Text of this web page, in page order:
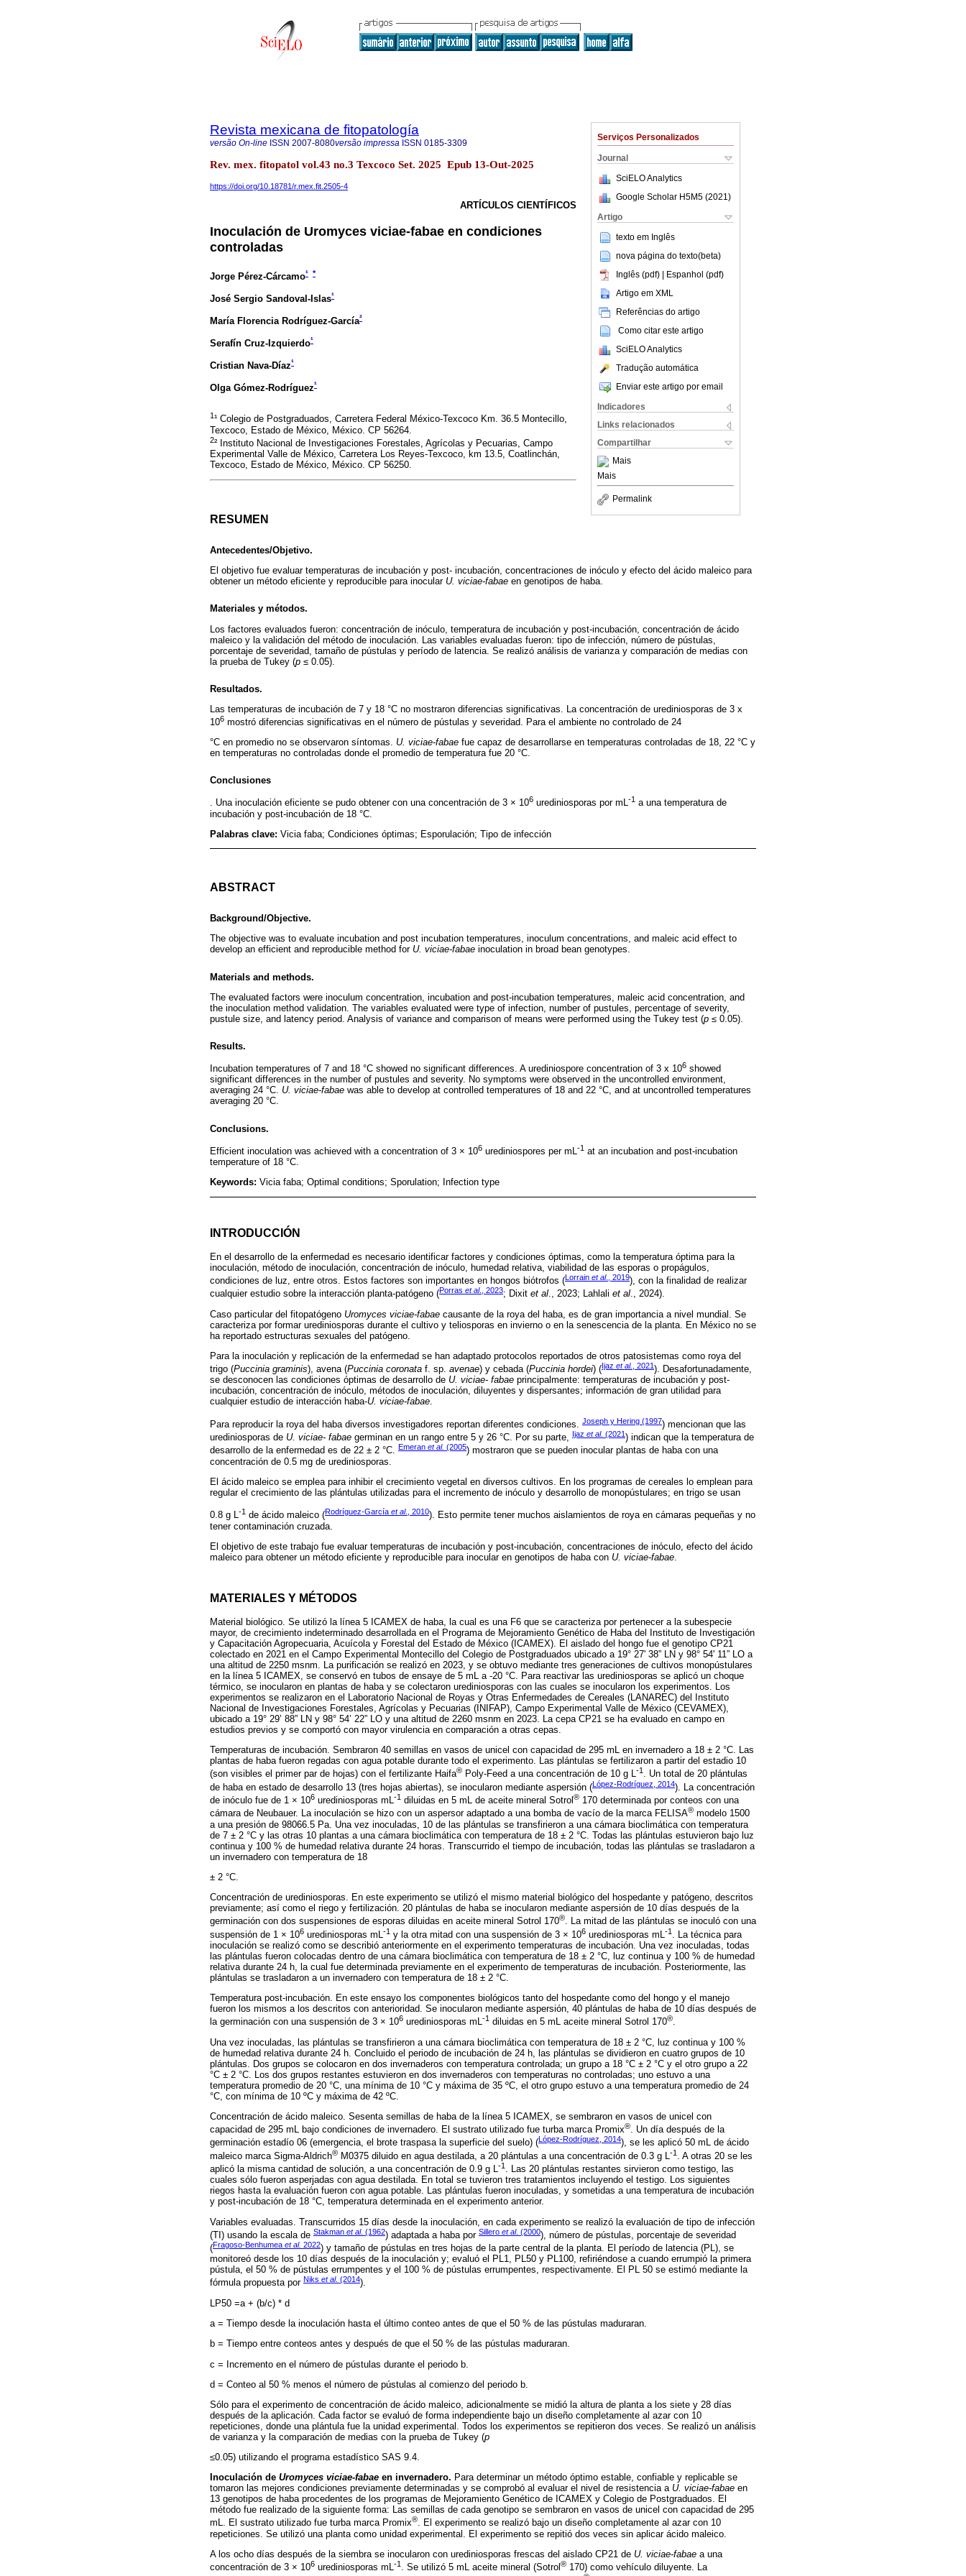
Serviços Personalizados
Journal
SciELO Analytics
Google Scholar H5M5 (2021 )
Artigo
texto em Inglês
nova página do texto(beta)
Inglês (pdf) | Espanhol (pdf)
Artigo em XML
Referências do artigo
Como citar este artigo
SciELO Analytics
Tradução automática
Enviar este artigo por email
Indicadores
Links relacionados
Compartilhar
Mais
Mais
Permalink
Revista mexicana de fitopatología
versão On-line ISSN 2007-8080versão impressa ISSN 0185-3309
Rev. mex. fitopatol vol.43 no.3 Texcoco Set. 2025 Epub 13-Out-2025
https://doi.org/10.18781/r.mex.fit.2505-4
ARTÍCULOS CIENTÍFICOS
Inoculación de Uromyces viciae-fabae en condiciones
controladas
Jorge Pérez-Cárcamo¹ *
José Sergio Sandoval-Islas¹
María Florencia Rodríguez-García²
Serafín Cruz-Izquierdo¹
Cristian Nava-Díaz¹
Olga Gómez-Rodríguez¹
1 ¹ Colegio de Postgraduados, Carretera Federal México-Texcoco Km. 36.5 Montecillo,
Texcoco, Estado de México, México. CP 56264.
2² Instituto Nacional de Investigaciones Forestales, Agrícolas y Pecuarias, Campo
Experimental Valle de México, Carretera Los Reyes-Texcoco, km 13.5, Coatlinchán,
Texcoco, Estado de México, México. CP 56250.
RESUMEN
Antecedentes/Objetivo.
El objetivo fue evaluar temperaturas de incubación y post- incubación, concentraciones de inóculo y efecto del ácido maleico para
obtener un método eficiente y reproducible para inocular U. viciae-fabae en genotipos de haba.
Materiales y métodos.
Los factores evaluados fueron: concentración de inóculo, temperatura de incubación y post-incubación, concentración de ácido
maleico y la validación del método de inoculación. Las variables evaluadas fueron: tipo de infección, número de pústulas,
porcentaje de severidad, tamaño de pústulas y período de latencia. Se realizó análisis de varianza y comparación de medias con
la prueba de Tukey (p ≤ 0.05).
Resultados.
Las temperaturas de incubación de 7 y 18 °C no mostraron diferencias significativas. La concentración de urediniosporas de 3 x
106 mostró diferencias significativas en el número de pústulas y severidad. Para el ambiente no controlado de 24
°C en promedio no se observaron síntomas. U. viciae-fabae fue capaz de desarrollarse en temperaturas controladas de 18, 22 °C y
en temperaturas no controladas donde el promedio de temperatura fue 20 °C.
Conclusiones
. Una inoculación eficiente se pudo obtener con una concentración de 3 × 106 urediniosporas por mL-1 a una temperatura de
incubación y post-incubación de 18 °C.
Palabras clave: Vicia faba; Condiciones óptimas; Esporulación; Tipo de infección
ABSTRACT
Background/Objective.
The objective was to evaluate incubation and post incubation temperatures, inoculum concentrations, and maleic acid effect to
develop an efficient and reproducible method for U. viciae-fabae inoculation in broad bean genotypes.
Materials and methods.
The evaluated factors were inoculum concentration, incubation and post-incubation temperatures, maleic acid concentration, and
the inoculation method validation. The variables evaluated were type of infection, number of pustules, percentage of severity,
pustule size, and latency period. Analysis of variance and comparison of means were performed using the Tukey test (p ≤ 0.05).
Results.
Incubation temperatures of 7 and 18 °C showed no significant differences. A urediniospore concentration of 3 x 106 showed
significant differences in the number of pustules and severity. No symptoms were observed in the uncontrolled environment,
averaging 24 °C. U. viciae-fabae was able to develop at controlled temperatures of 18 and 22 °C, and at uncontrolled temperatures
averaging 20 °C.
Conclusions.
Efficient inoculation was achieved with a concentration of 3 × 106 urediniospores per mL -1 at an incubation and post-incubation
temperature of 18 °C.
Keywords: Vicia faba; Optimal conditions; Sporulation; Infection type
INTRODUCCIÓN
En el desarrollo de la enfermedad es necesario identificar factores y condiciones óptimas, como la temperatura óptima para la
inoculación, método de inoculación, concentración de inóculo, humedad relativa, viabilidad de las esporas o propágulos,
condiciones de luz, entre otros. Estos factores son importantes en hongos biótrofos (Lorrain et al., 2019), con la finalidad de realizar
cualquier estudio sobre la interacción planta-patógeno (Porras et al., 2023; Dixit et al., 2023; Lahlali et al., 2024).
Caso particular del fitopatógeno Uromyces viciae-fabae causante de la roya del haba, es de gran importancia a nivel mundial. Se
caracteriza por formar urediniosporas durante el cultivo y teliosporas en invierno o en la senescencia de la planta. En México no se
ha reportado estructuras sexuales del patógeno.
Para la inoculación y replicación de la enfermedad se han adaptado protocolos reportados de otros patosistemas como roya del
trigo (Puccinia graminis), avena (Puccinia coronata f. sp. avenae) y cebada (Puccinia hordei) (Ijaz et al. , 2021). Desafortunadamente,
se desconocen las condiciones óptimas de desarrollo de U. viciae- fabae principalmente: temperaturas de incubación y post-
incubación, concentración de inóculo, métodos de inoculación, diluyentes y dispersantes; información de gran utilidad para
cualquier estudio de interacción haba-U. viciae-fabae.
Para reproducir la roya del haba diversos investigadores reportan diferentes condiciones. Joseph y Hering (1997) mencionan que las
urediniosporas de U. viciae- fabae germinan en un rango entre 5 y 26 °C. Por su parte, Ijaz et al. (2021) indican que la temperatura de
desarrollo de la enfermedad es de 22 ± 2 °C. Emeran et al. (2005) mostraron que se pueden inocular plantas de haba con una
concentración de 0.5 mg de urediniosporas.
El ácido maleico se emplea para inhibir el crecimiento vegetal en diversos cultivos. En los programas de cereales lo emplean para
regular el crecimiento de las plántulas utilizadas para el incremento de inóculo y desarrollo de monopústulares; en trigo se usan
0.8 g L-1 de ácido maleico (Rodríguez-García et al., 2010). Esto permite tener muchos aislamientos de roya en cámaras pequeñas y no
tener contaminación cruzada.
El objetivo de este trabajo fue evaluar temperaturas de incubación y post-incubación, concentraciones de inóculo, efecto del ácido
maleico para obtener un método eficiente y reproducible para inocular en genotipos de haba con U. viciae-fabae
MATERIALES Y MÉTODOS
Material biológico. Se utilizó la línea 5 ICAMEX de haba, la cual es una F6 que se caracteriza por pertenecer a la subespecie
mayor, de crecimiento indeterminado desarrollada en el Programa de Mejoramiento Genético de Haba del Instituto de Investigación
y Capacitación Agropecuaria, Acuícola y Forestal del Estado de México (ICAMEX). El aislado del hongo fue el genotipo CP21
colectado en 2021 en el Campo Experimental Montecillo del Colegio de Postgraduados ubicado a 19° 27' 38” LN y 98° 54' 11” LO a
una altitud de 2250 msnm. La purificación se realizó en 2023, y se obtuvo mediante tres generaciones de cultivos monopústulares
en la línea 5 ICAMEX, se conservó en tubos de ensaye de 5 mL a -20 °C. Para reactivar las urediniosporas se aplicó un choque
térmico, se inocularon en plantas de haba y se colectaron urediniosporas con las cuales se inocularon los experimentos. Los
experimentos se realizaron en el Laboratorio Nacional de Royas y Otras Enfermedades de Cereales (LANAREC) del Instituto
Nacional de Investigaciones Forestales, Agrícolas y Pecuarias (INIFAP), Campo Experimental Valle de México (CEVAMEX),
ubicado a 19° 29’ 88” LN y 98° 54’ 22” LO y una altitud de 2260 msnm en 2023. La cepa CP21 se ha evaluado en campo en
estudios previos y se comportó con mayor virulencia en comparación a otras cepas.
Temperaturas de incubación. Sembraron 40 semillas en vasos de unicel con capacidad de 295 mL en invernadero a 18 ± 2 °C. Las
plantas de haba fueron regadas con agua potable durante todo el experimento. Las plántulas se fertilizaron a partir del estadio 10
(son visibles el primer par de hojas) con el fertilizante Haifa® Poly-Feed a una concentración de 10 g L-1 . Un total de 20 plántulas
de haba en estado de desarrollo 13 (tres hojas abiertas), se inocularon mediante aspersión (López-Rodríguez, 2014). La concentración
de inóculo fue de 1 × 106 urediniosporas mL-1 diluidas en 5 mL de aceite mineral Sotrol ® 170 determinada por conteos con una
cámara de Neubauer. La inoculación se hizo con un aspersor adaptado a una bomba de vacío de la marca FELISA® modelo 1500
a una presión de 98066.5 Pa. Una vez inoculadas, 10 de las plántulas se transfirieron a una cámara bioclimática con temperatura
de 7 ± 2 °C y las otras 10 plantas a una cámara bioclimática con temperatura de 18 ± 2 °C. Todas las plántulas estuvieron bajo luz
continua y 100 % de humedad relativa durante 24 horas. Transcurrido el tiempo de incubación, todas las plántulas se trasladaron a
un invernadero con temperatura de 18
± 2 °C.
Concentración de urediniosporas. En este experimento se utilizó el mismo material biológico del hospedante y patógeno, descritos
previamente; así como el riego y fertilización. 20 plántulas de haba se inocularon mediante aspersión de 10 días después de la
germinación con dos suspensiones de esporas diluidas en aceite mineral Sotrol 170®. La mitad de las plántulas se inoculó con una
suspensión de 1 × 106 urediniosporas mL -1 y la otra mitad con una suspensión de 3 × 106 urediniosporas mL -1
. La técnica para
inoculación se realizó como se describió anteriormente en el experimento temperaturas de incubación. Una vez inoculadas, todas
las plántulas fueron colocadas dentro de una cámara bioclimática con temperatura de 18 ± 2 °C, luz continua y 100 % de humedad
relativa durante 24 h, la cual fue determinada previamente en el experimento de temperaturas de incubación. Posteriormente, las
plántulas se trasladaron a un invernadero con temperatura de 18 ± 2 °C.
Temperatura post-incubación. En este ensayo los componentes biológicos tanto del hospedante como del hongo y el manejo
fueron los mismos a los descritos con anterioridad. Se inocularon mediante aspersión, 40 plántulas de haba de 10 días después de
la germinación con una suspensión de 3 × 106 urediniosporas mL-1 diluidas en 5 mL aceite mineral Sotrol 170®.
Una vez inoculadas, las plántulas se transfirieron a una cámara bioclimática con temperatura de 18 ± 2 °C, luz continua y 100 %
de humedad relativa durante 24 h. Concluido el periodo de incubación de 24 h, las plántulas se dividieron en cuatro grupos de 10
plántulas. Dos grupos se colocaron en dos invernaderos con temperatura controlada; un grupo a 18 °C ± 2 °C y el otro grupo a 22
°C ± 2 °C. Los dos grupos restantes estuvieron en dos invernaderos con temperaturas no controladas; uno estuvo a una
temperatura promedio de 20 °C, una mínima de 10 °C y máxima de 35 ºC, el otro grupo estuvo a una temperatura promedio de 24
°C, con mínima de 10 ºC y máxima de 42 ºC.
Concentración de ácido maleico. Sesenta semillas de haba de la línea 5 ICAMEX, se sembraron en vasos de unicel con
capacidad de 295 mL bajo condiciones de invernadero. El sustrato utilizado fue turba marca Promix®. Un día después de la
germinación estadío 06 (emergencia, el brote traspasa la superficie del suelo) ( López-Rodríguez, 2014), se les aplicó 50 mL de ácido
maleico marca Sigma-Aldrich® M0375 diluido en agua destilada, a 20 plántulas a una concentración de 0.3 g L-1 . A otras 20 se les
aplicó la misma cantidad de solución, a una concentración de 0.9 g L-1 . Las 20 plántulas restantes sirvieron como testigo, las
cuales sólo fueron asperjadas con agua destilada. En total se tuvieron tres tratamientos incluyendo el testigo. Los siguientes
riegos hasta la evaluación fueron con agua potable. Las plántulas fueron inoculadas, y sometidas a una temperatura de incubación
y post-incubación de 18 °C, temperatura determinada en el experimento anterior.
Variables evaluadas. Transcurridos 15 días desde la inoculación, en cada experimento se realizó la evaluación de tipo de infección
(TI) usando la escala de Stakman et al. (1962) adaptada a haba por Sillero et al. (2000), número de pústulas, porcentaje de severidad
(Fragoso-Benhumea et al. 2022) y tamaño de pústulas en tres hojas de la parte central de la planta. El período de latencia (PL), se
monitoreó desde los 10 días después de la inoculación y; evaluó el PL1, PL50 y PL100, refiriéndose a cuando errumpió la primera
pústula, el 50 % de pústulas errumpentes y el 100 % de pústulas errumpentes, respectivamente. El PL 50 se estimó mediante la
fórmula propuesta por Niks et al. (2014).
LP50 =a + (b/c) * d
a = Tiempo desde la inoculación hasta el último conteo antes de que el 50 % de las pústulas maduraran.
b = Tiempo entre conteos antes y después de que el 50 % de las pústulas maduraran.
c = Incremento en el número de pústulas durante el periodo b.
d = Conteo al 50 % menos el número de pústulas al comienzo del periodo b.
Sólo para el experimento de concentración de ácido maleico, adicionalmente se midió la altura de planta a los siete y 28 días
después de la aplicación. Cada factor se evaluó de forma independiente bajo un diseño completamente al azar con 10
repeticiones, donde una plántula fue la unidad experimental. Todos los experimentos se repitieron dos veces. Se realizó un análisis
de varianza y la comparación de medias con la prueba de Tukey (p
≤0.05) utilizando el programa estadístico SAS 9.4.
Inoculación de Uromyces viciae-fabae en invernadero. Para determinar un método óptimo estable, confiable y replicable se
tomaron las mejores condiciones previamente determinadas y se comprobó al evaluar el nivel de resistencia a U. viciae-fabae en
13 genotipos de haba procedentes de los programas de Mejoramiento Genético de ICAMEX y Colegio de Postgraduados. El
método fue realizado de la siguiente forma: Las semillas de cada genotipo se sembraron en vasos de unicel con capacidad de 295
mL. El sustrato utilizado fue turba marca Promix®. El experimento se realizó bajo un diseño completamente al azar con 10
repeticiones. Se utilizó una planta como unidad experimental. El experimento se repitió dos veces sin aplicar ácido maleico.
A los ocho días después de la siembra se inocularon con urediniosporas frescas del aislado CP21 de U. viciae-fabae a una
concentración de 3 × 106 urediniosporas mL-1 . Se utilizó 5 mL aceite mineral (Sotrol ® 170) como vehículo diluyente. La